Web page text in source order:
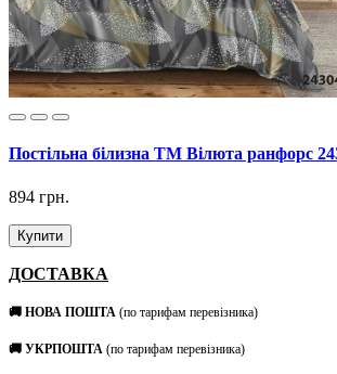
Постільна білизна ТМ Вілюта ранфорс
894 грн.
Купити
ДОСТАВКА
🚚 НОВА ПОШТА (по тарифам перевізника)
🚚 УКРПОШТА (по тарифам перевізника)